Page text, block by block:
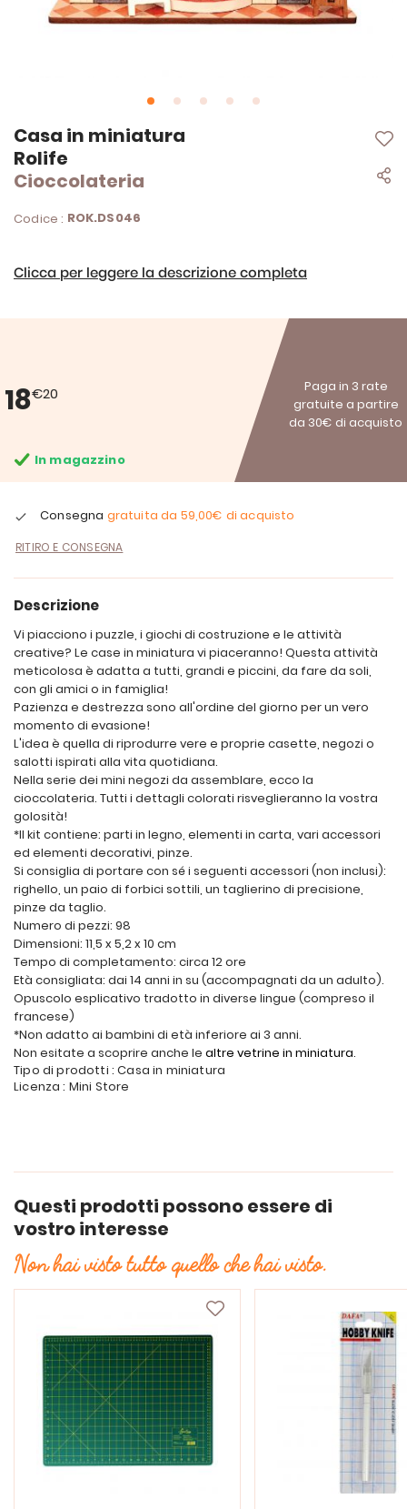
Casa in miniatura
Rolife
Cioccolateria
Codice : ROK.DS046
Clicca per leggere la descrizione completa
18€20
Paga in 3 rate
gratuite a partire
da 30€ di acquisto
In magazzino
Consegna gratuita da 59,00€ di acquisto
RITIRO E CONSEGNA
Vai
all'inizio
della
galleria
immagini
Descrizione
Vi piacciono i puzzle, i giochi di costruzione e le attività
creative? Le case in miniatura vi piaceranno! Questa attività
meticolosa è adatta a tutti, grandi e piccini, da fare da soli,
con gli amici o in famiglia!
Pazienza e destrezza sono all'ordine del giorno per un vero
momento di evasione!
L'idea è quella di riprodurre vere e proprie casette, negozi o
salotti ispirati alla vita quotidiana.
Nella serie dei mini negozi da assemblare, ecco la
cioccolateria. Tutti i dettagli colorati risveglieranno la vostra
golosità!
*Il kit contiene: parti in legno, elementi in carta, vari accessori
ed elementi decorativi, pinze.
Si consiglia di portare con sé i seguenti accessori (non inclusi):
righello, un paio di forbici sottili, un taglierino di precisione,
pinze da taglio.
Numero di pezzi: 98
Dimensioni: 11,5 x 5,2 x 10 cm
Tempo di completamento: circa 12 ore
Età consigliata: dai 14 anni in su (accompagnati da un adulto).
Opuscolo esplicativo tradotto in diverse lingue (compreso il
francese)
*Non adatto ai bambini di età inferiore ai 3 anni.
Non esitate a scoprire anche le altre vetrine in miniatura.
Tipo di prodotti : Casa in miniatura
Licenza : Mini Store
Questi prodotti possono essere di
vostro interesse
Non hai visto tutto quello che hai visto.